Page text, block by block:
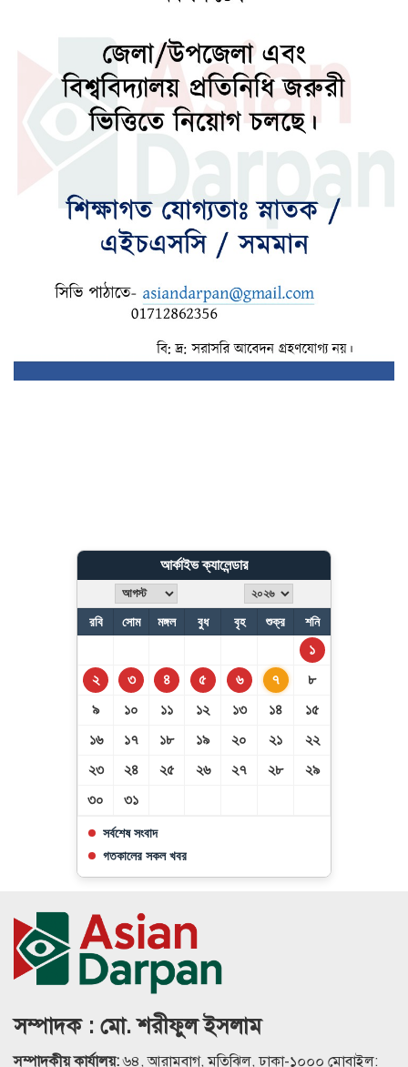
১০ আগস্ট এসএসসির ফল প্রকাশ
জ্বালানি চাহিদা মেটাতে কেনা হচ্ছে ৮ কার্গো
এলএনজি
উন্নয়নশীল দেশের অগ্রগতিতে এআই গ্রহণে
বিশ্বব্যাংকের তাগিদ
আর্কাইভ ক্যালেন্ডার
রবি সোম মঙ্গল বুধ বৃহ শুক্র শনি
১
২
৩ ৪ ৫ ৬ ৭
৮
৯
১০ ১১ ১২ ১৩ ১৪
১৫
১৬
১৭ ১৮ ১৯ ২০ ২১
২২
২৩
২৪ ২৫ ২৬ ২৭ ২৮
২৯
৩০
৩১
সর্বশেষ সংবাদ
গতকালের সকল খবর
সম্পাদক : মো. শরীফুল ইসলাম
সম্পাদকীয় কার্যালয়:৬৪, আরামবাগ, মতিঝিল, ঢাকা-১০০০ মোবাইল: